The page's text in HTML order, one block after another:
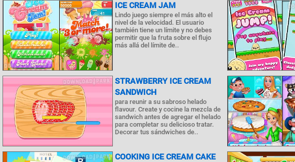
ICE CREAM JAM
Lindo juego siempre el más alto el
nivel de la velocidad. El usuario
también tiene un límite y no debes
permitir que la fruta sobre el flujo
más allá del límite de..
STRAWBERRY ICE CREAM
SANDWICH
para reunir a su sabroso helado
flavour. Create y cocine la mezcla de
sandwich antes de agregar el helado
para completar su delicioso tratar.
Decorar tus sándwiches de..
COOKING ICE CREAM CAKE